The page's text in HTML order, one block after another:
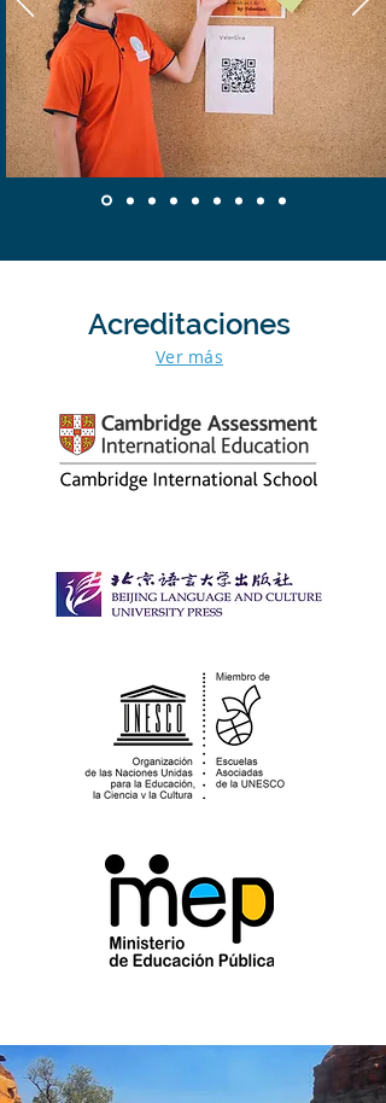
Acreditaciones
Ver más